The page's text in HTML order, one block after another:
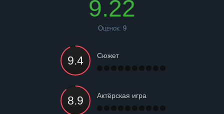
9.22
Оценок: 9
Сюжет
Актёрская игра